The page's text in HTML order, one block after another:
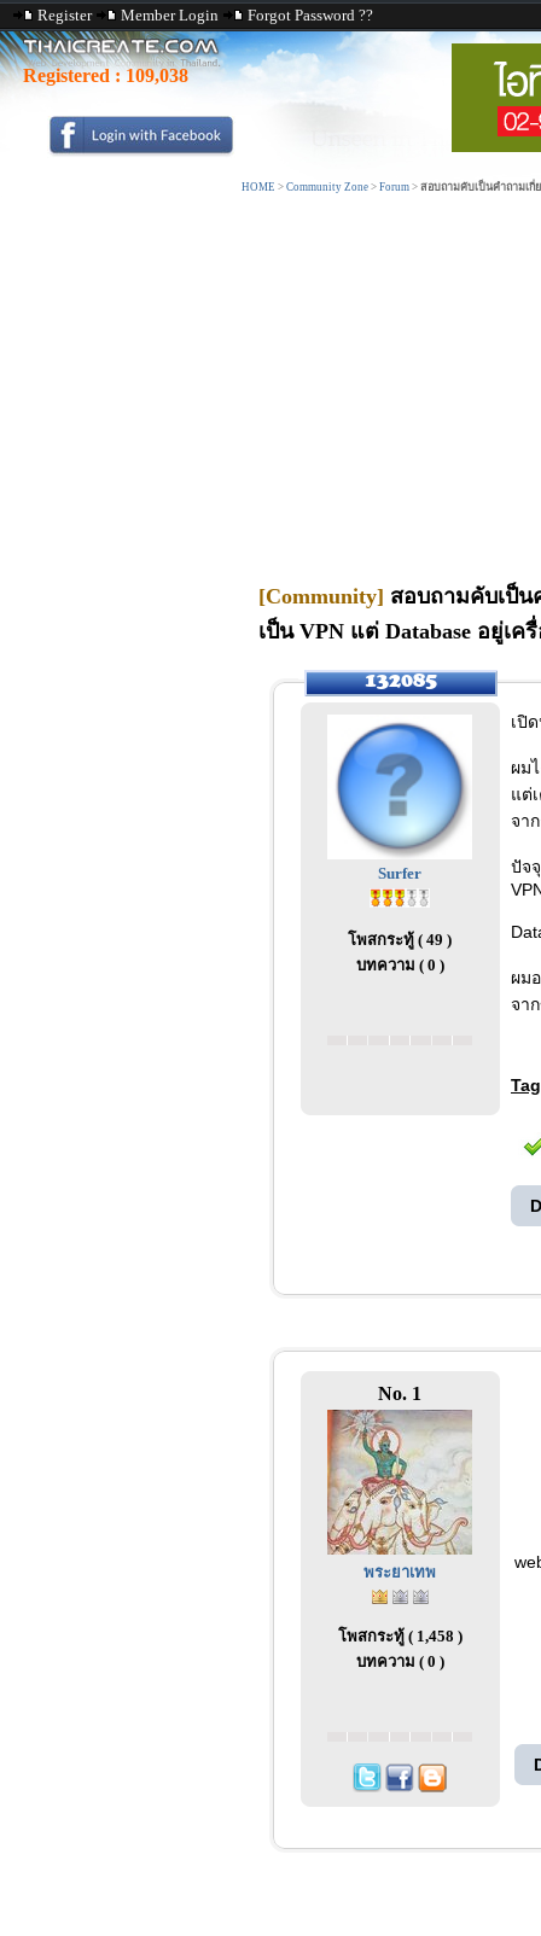
Register Member Login Forgot Password ??
Registered : 109,038
HOME > Community Zone > Forum > สอบถามคับเป็นคำถามเกี่ย
[Community] สอบถามคับเป็น
เป็น VPN แต่ Database อยู่เค
Surfer
โพสกระทู้ ( 49 )
บทความ ( 0 )
เปิ
ผม
แต่
จา
ปัจ
ผม
จา
Tag
No. 1
พระยาเทพ
โพสกระทู้ ( 1,458 )
บทความ ( 0 )